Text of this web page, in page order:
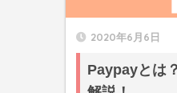
2020年6月6日
Paypayとは